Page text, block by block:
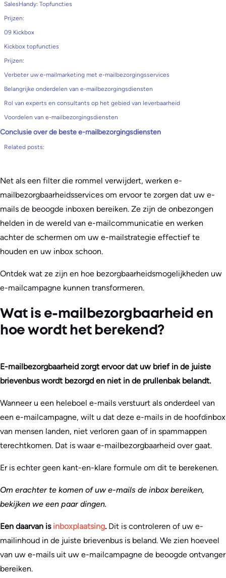
SalesHandy: Topfuncties
Prijzen:
09 Kickbox
Kickbox topfuncties
Prijzen:
Verbeter uw e-mailmarketing met e-mailbezorgingsservices
Belangrijke onderdelen van e-mailbezorgingsdiensten
Rol van experts en consultants op het gebied van leverbaarheid
Voordelen van e-mailbezorgingsdiensten
Conclusie over de beste e-mailbezorgingsdiensten
Related posts:
Net als een filter die rommel verwijdert, werken e-
mailbezorgbaarheidsservices om ervoor te zorgen dat uw e-
mails de beoogde inboxen bereiken. Ze zijn de onbezongen
helden in de wereld van e-mailcommunicatie en werken
achter de schermen om uw e-mailstrategie effectief te
houden en uw inbox schoon.
Ontdek wat ze zijn en hoe bezorgbaarheidsmogelijkheden uw
e-mailcampagne kunnen transformeren.
Wat is e-mailbezorgbaarheid en
hoe wordt het berekend?
E-mailbezorgbaarheid zorgt ervoor dat uw brief in de juiste
brievenbus wordt bezorgd en niet in de prullenbak belandt.
Wanneer u een heleboel e-mails verstuurt als onderdeel van
een e-mailcampagne, wilt u dat deze e-mails in de hoofdinbox
van mensen landen, niet verloren gaan of in spammappen
terechtkomen. Dat is waar e-mailbezorgbaarheid over gaat.
Er is echter geen kant-en-klare formule om dit te berekenen.
Om erachter te komen of uw e-mails de inbox bereiken,
bekijken we een paar dingen.
Een daarvan is inboxplaatsing. Dit is controleren of uw e-
mailinhoud in de juiste brievenbus is beland. We zien hoeveel
van uw e-mails uit uw e-mailcampagne de beoogde ontvanger
bereiken.